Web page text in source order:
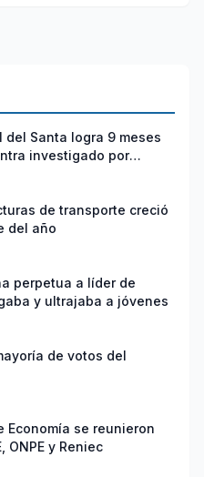
del Santa logra 9 meses
investigado por
de feminicidio
de transporte creció
del año
perpetua a líder de
y ultrajaba a jóvenes
de votos del
Economía se reunieron
ONPE y Reniec